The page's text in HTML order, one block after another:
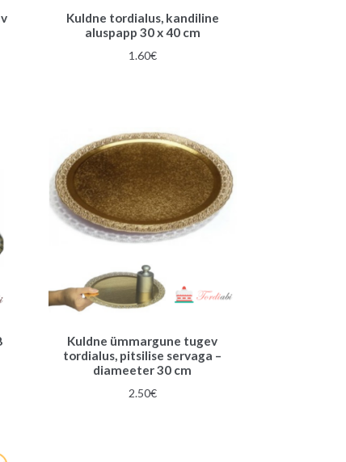
Kuldne tordialus, kandiline
aluspapp 30 x 40 cm
1.60€
Kuldne ümmargune tugev
tordialus, pitsilise servaga –
diameeter 30 cm
2.50€